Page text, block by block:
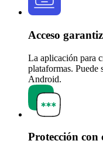
Acceso
La aplicación para
plataformas.
Android.
Protección con